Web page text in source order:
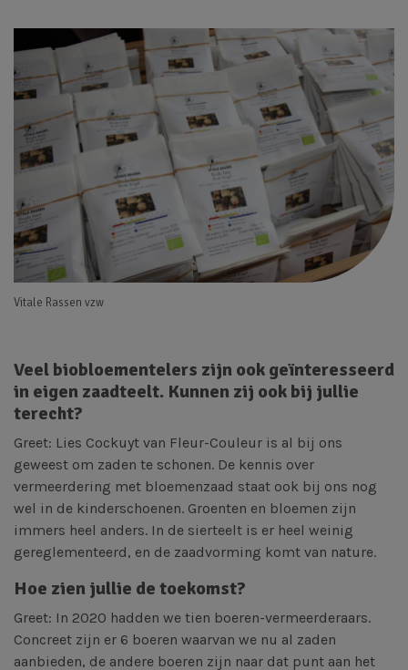
Afbeelding
Vitale Rassen vzw
Veel biobloementelers zijn ook geïnteresseerd
in eigen zaadteelt. Kunnen zij ook bij jullie
terecht?
Greet: Lies Cockuyt van Fleur-Couleur is al bij ons
geweest om zaden te schonen. De kennis over
vermeerdering met bloemenzaad staat ook bij ons nog
wel in de kinderschoenen. Groenten en bloemen zijn
immers heel anders. In de sierteelt is er heel weinig
gereglementeerd, en de zaadvorming komt van nature.
Hoe zien jullie de toekomst?
Greet: In 2020 hadden we tien boeren-vermeerderaars.
Concreet zijn er 6 boeren waarvan we nu al zaden
aanbieden, de andere boeren zijn naar dat punt aan het